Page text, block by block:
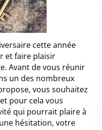
cette année
et faire plaisir
Avant de vous réunir
un des nombreux
vous souhaitez
pour cela vous
qui pourrait plaire à
hésitation, votre